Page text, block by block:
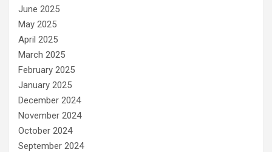
June 2025
May 2025
April 2025
March 2025
February 2025
January 2025
December 2024
November 2024
October 2024
September 2024